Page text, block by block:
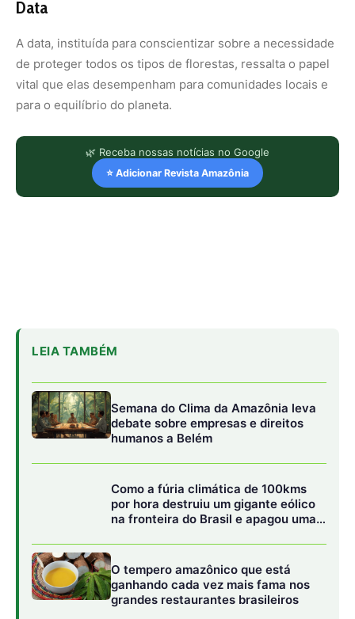
Data
A data, instituída para conscientizar sobre a necessidade
de proteger todos os tipos de florestas, ressalta o papel
vital que elas desempenham para comunidades locais e
para o equilíbrio do planeta.
🌿 Receba nossas notícias no Google
⭐ Adicionar Revista Amazônia
LEIA TAMBÉM
Semana do Clima da Amazônia leva
debate sobre empresas e direitos
humanos a Belém
Como a fúria climática de 100kms
por hora destruiu um gigante eólico
na fronteira do Brasil e apagou uma
O tempero amazônico que está
ganhando cada vez mais fama nos
grandes restaurantes brasileiros